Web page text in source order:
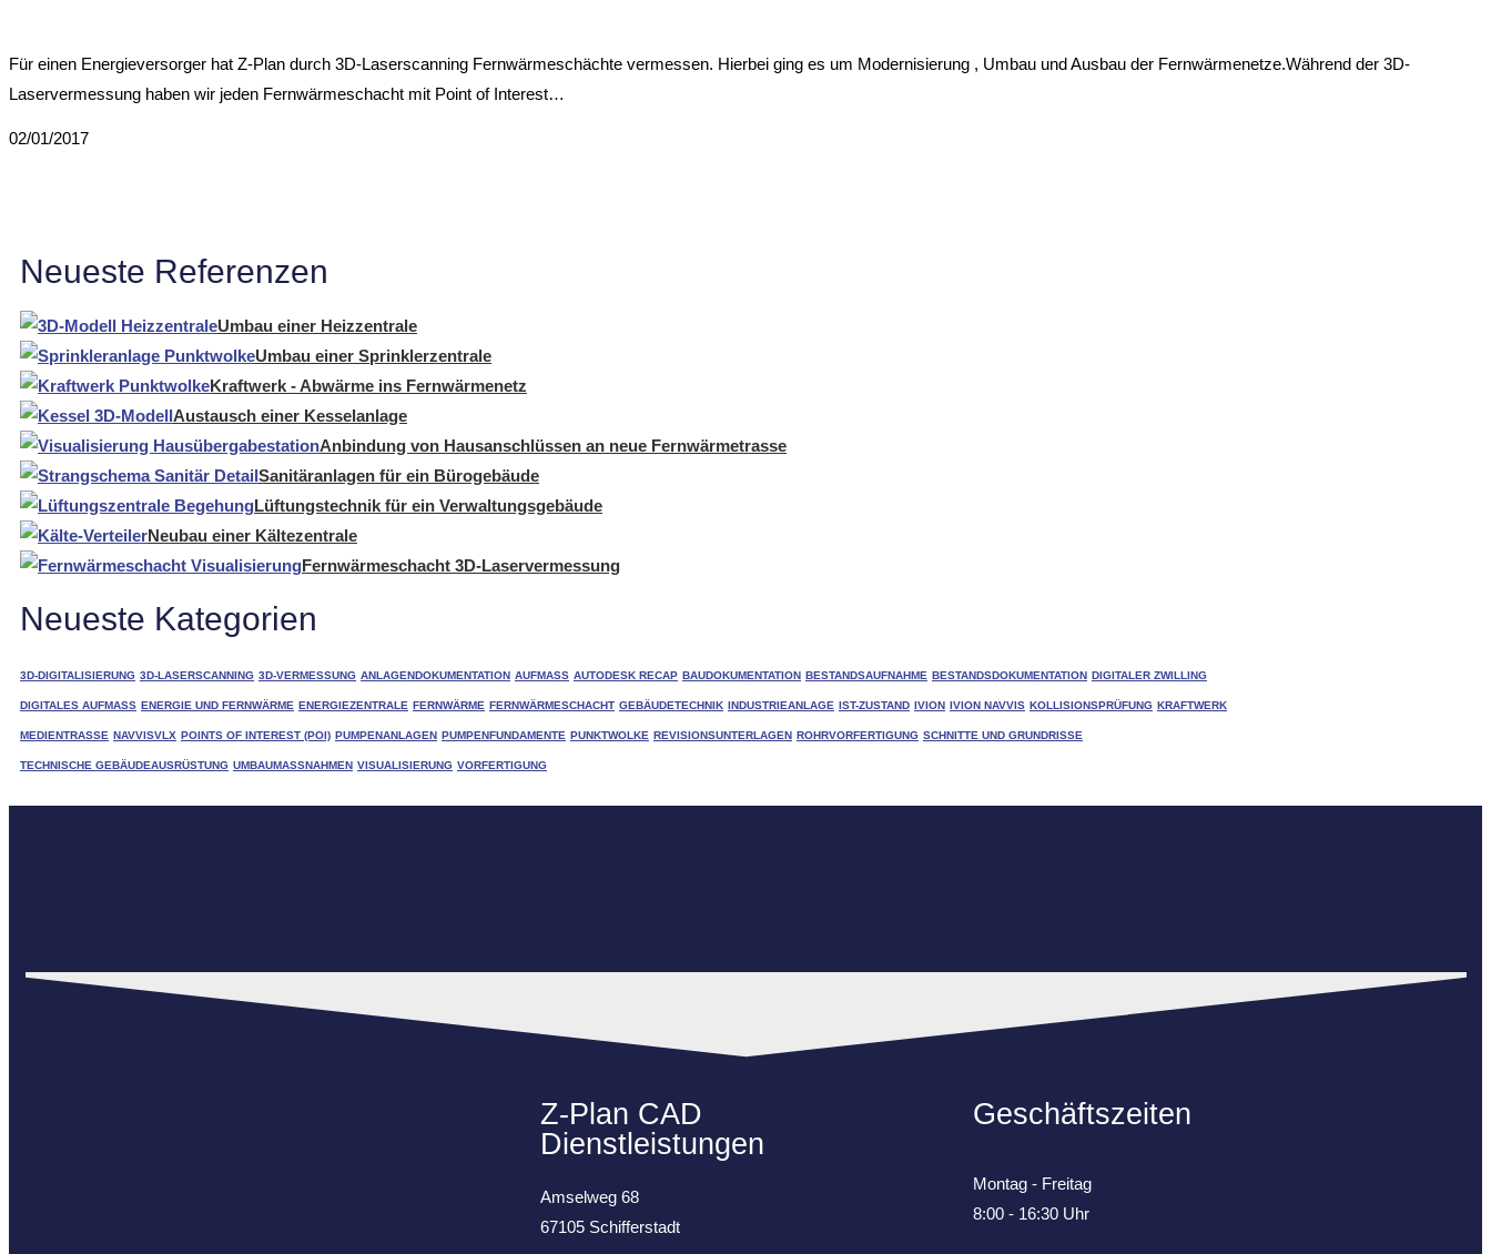
Für einen Energieversorger hat Z-Plan durch 3D-Laserscanning Fernwärmeschächte vermessen. Hierbei ging es um Modernisierung , Umbau und Ausbau der Fernwärmenetze.Während der 3D-
Laservermessung haben wir jeden Fernwärmeschacht mit Point of Interest…
02/01/2017
Neueste Referenzen
Umbau einer Heizzentrale
Umbau einer Sprinklerzentrale
Kraftwerk - Abwärme ins Fernwärmenetz
Austausch einer Kesselanlage
Anbindung von Hausanschlüssen an neue Fernwärmetrasse
Sanitäranlagen für ein Bürogebäude
Lüftungstechnik für ein Verwaltungsgebäude
Neubau einer Kältezentrale
Fernwärmeschacht 3D-Laservermessung
Neueste Kategorien
3D-DIGITALISIERUNG 3D-LASERSCANNING 3D-VERMESSUNG ANLAGENDOKUMENTATION AUFMASS AUTODESK RECAP BAUDOKUMENTATION BESTANDSAUFNAHME BESTANDSDOKUMENTATION DIGITALER ZWILLING
DIGITALES AUFMASS ENERGIE UND FERNWÄRME ENERGIEZENTRALE FERNWÄRME FERNWÄRMESCHACHT GEBÄUDETECHNIK INDUSTRIEANLAGE IST-ZUSTAND IVION IVION NAVVIS KOLLISIONSPRÜFUNG KRAFTWERK
MEDIENTRASSE NAVVISVLX POINTS OF INTEREST (POI) PUMPENANLAGEN PUMPENFUNDAMENTE PUNKTWOLKE REVISIONSUNTERLAGEN ROHRVORFERTIGUNG SCHNITTE UND GRUNDRISSE
TECHNISCHE GEBÄUDEAUSRÜSTUNG UMBAUMASSNAHMEN VISUALISIERUNG VORFERTIGUNG
Z-Plan CAD
Dienstleistungen
Amselweg 68
67105 Schifferstadt
Geschäftszeiten
Montag - Freitag
8:00 - 16:30 Uhr